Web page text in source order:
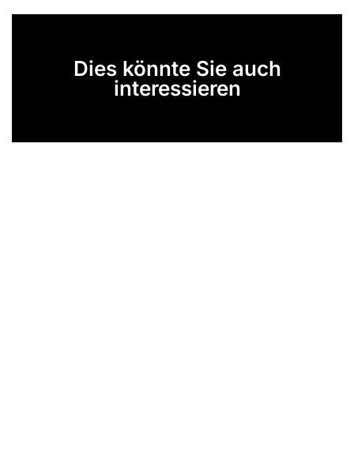
Dies könnte Sie auch
interessieren